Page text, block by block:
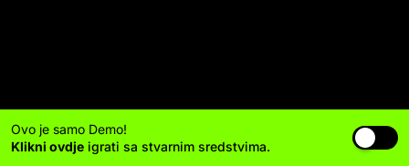
Ovo je samo Demo!
Klikni ovdje igrati sa stvarnim sredstvima.